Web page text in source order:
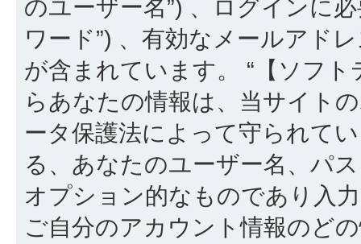
のユーザー名”) 、ログインに
ワード”) 、有効なメールアド
が含まれています。 “【ソフ
らあなたの情報は、当サイト
ータ保護法によって守られて
る、あなたのユーザー名、パ
オプション的なものであり入
ご自分のアカウント情報のど